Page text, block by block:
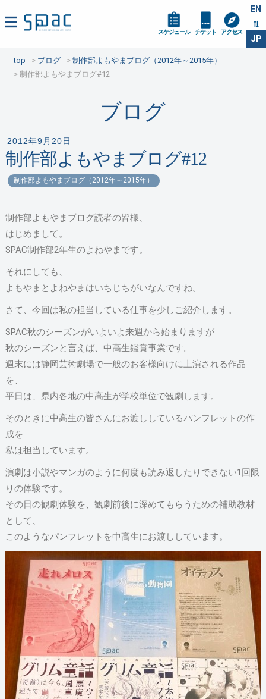
EN
JP
スケジュール チケット アクセス
top ブログ
制作部よもやまブログ（2012年～2015年）
制作部よもやまブログ#12
ブログ
2012年9月20日
制作部よもやまブログ#12
制作部よもやまブログ（2012年～2015年）
制作部よもやまブログ読者の皆様、
はじめまして。
SPAC制作部2年生のよねやまです。
それにしても、
よもやまとよねやまはいちじちがいなんですね。
さて、今回は私の担当している仕事を少しご紹介します。
SPAC秋のシーズンがいよいよ来週から始まりますが
秋のシーズンと言えば、中高生鑑賞事業です。
週末には静岡芸術劇場で一般のお客様向けに上演される作品
を、
平日は、県内各地の中高生が学校単位で観劇します。
そのときに中高生の皆さんにお渡ししているパンフレットの作
成を
私は担当しています。
演劇は小説やマンガのように何度も読み返したりできない1回限
りの体験です。
その日の観劇体験を、観劇前後に深めてもらうための補助教材
として、
このようなパンフレットを中高生にお渡ししています。